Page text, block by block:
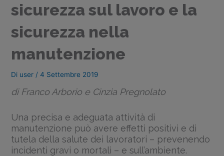
sicurezza sul lavoro e la
sicurezza nella
manutenzione
Di user /4 Settembre 2019
di Franco Arborio e Cinzia Pregnolato
Una precisa e adeguata attività di
manutenzione può avere effetti positivi e di
tutela della salute dei lavoratori – prevenendo
incidenti gravi o mortali – e sull’ambiente.